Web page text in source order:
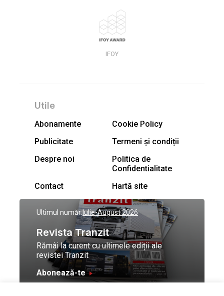
IFOY
Utile
Abonamente
Cookie Policy
Publicitate
Termeni și condiții
Despre noi
Politica de
Confidentialitate
Contact
Hartă site
Ultimul număr:Iulie-August 2026
Revista Tranzit
Rămâi la curent cu ultimele ediții ale
revistei Tranzit
Abonează-te